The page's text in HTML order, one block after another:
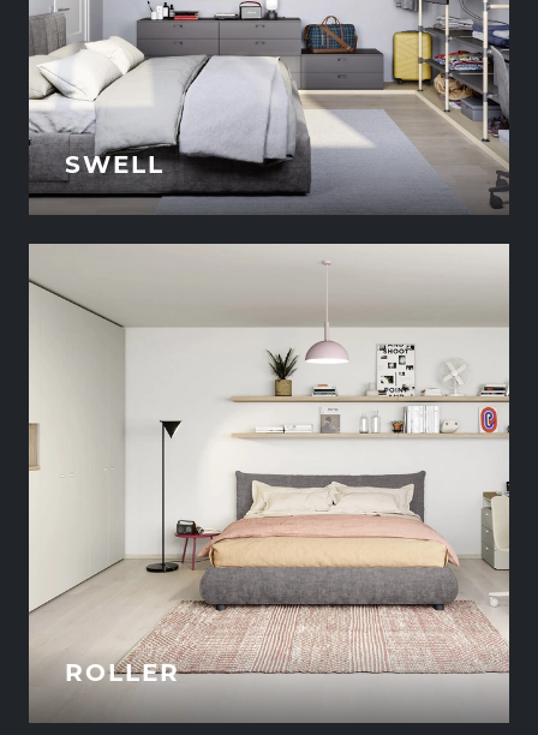
SWELL
ROLLER